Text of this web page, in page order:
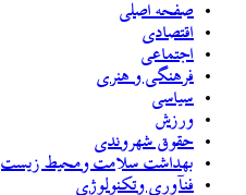
صفحه اصلی
اقتصادی
اجتماعی
فرهنگی و هنری
سیاسی
ورزش
حقوق شهروندی
بهداشت سلامت ومحیط زیست
فنآوری وتکنولوژی